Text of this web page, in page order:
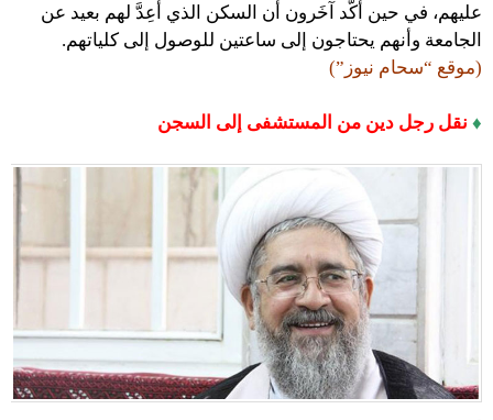
عليهم، في حين أكَّد آخَرون أن السكن الذي أُعِدَّ لهم بعيد عن
الجامعة وأنهم يحتاجون إلى ساعتين للوصول إلى كلياتهم.
(موقع “سحام نيوز”)
♦ نقل رجل دين من المستشفى إلى السجن